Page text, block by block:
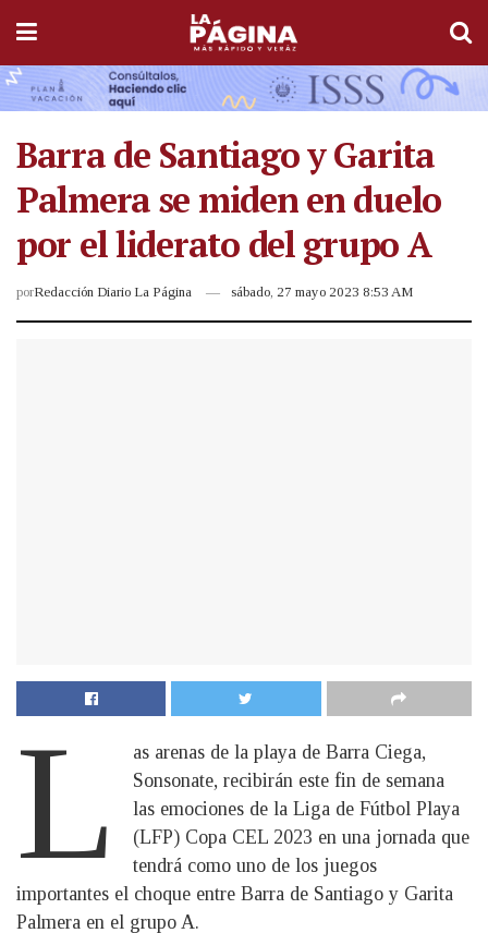
Barra de Santiago y Garita
Palmera se miden en duelo
por el liderato del grupo A
porRedacción Diario La Página sábado, 27 mayo 2023 8:53 AM
L
as arenas de la playa de Barra Ciega,
Sonsonate, recibirán este fin de semana
las emociones de la Liga de Fútbol Playa
(LFP) Copa CEL 2023 en una jornada que
tendrá como uno de los juegos
importantes el choque entre Barra de Santiago y Garita
Palmera en el grupo A.